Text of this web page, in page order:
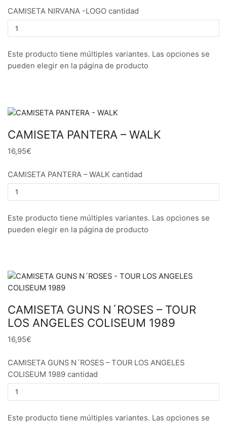
CAMISETA NIRVANA -LOGO cantidad
Este producto tiene múltiples variantes. Las opciones se
pueden elegir en la página de producto
CAMISETA PANTERA – WALK
16,95€
CAMISETA PANTERA – WALK cantidad
Este producto tiene múltiples variantes. Las opciones se
pueden elegir en la página de producto
CAMISETA GUNS N´ROSES – TOUR
LOS ANGELES COLISEUM 1989
16,95€
CAMISETA GUNS N´ROSES – TOUR LOS ANGELES
COLISEUM 1989 cantidad
Este producto tiene múltiples variantes. Las opciones se